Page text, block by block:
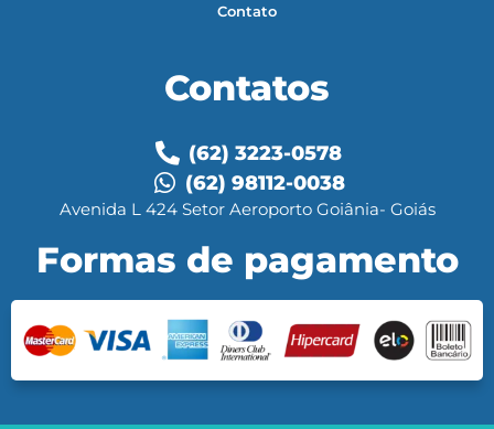
Contato
Contatos
(62) 3223-0578
(62) 98112-0038
Avenida L 424 Setor Aeroporto Goiânia- Goiás
Formas de pagamento